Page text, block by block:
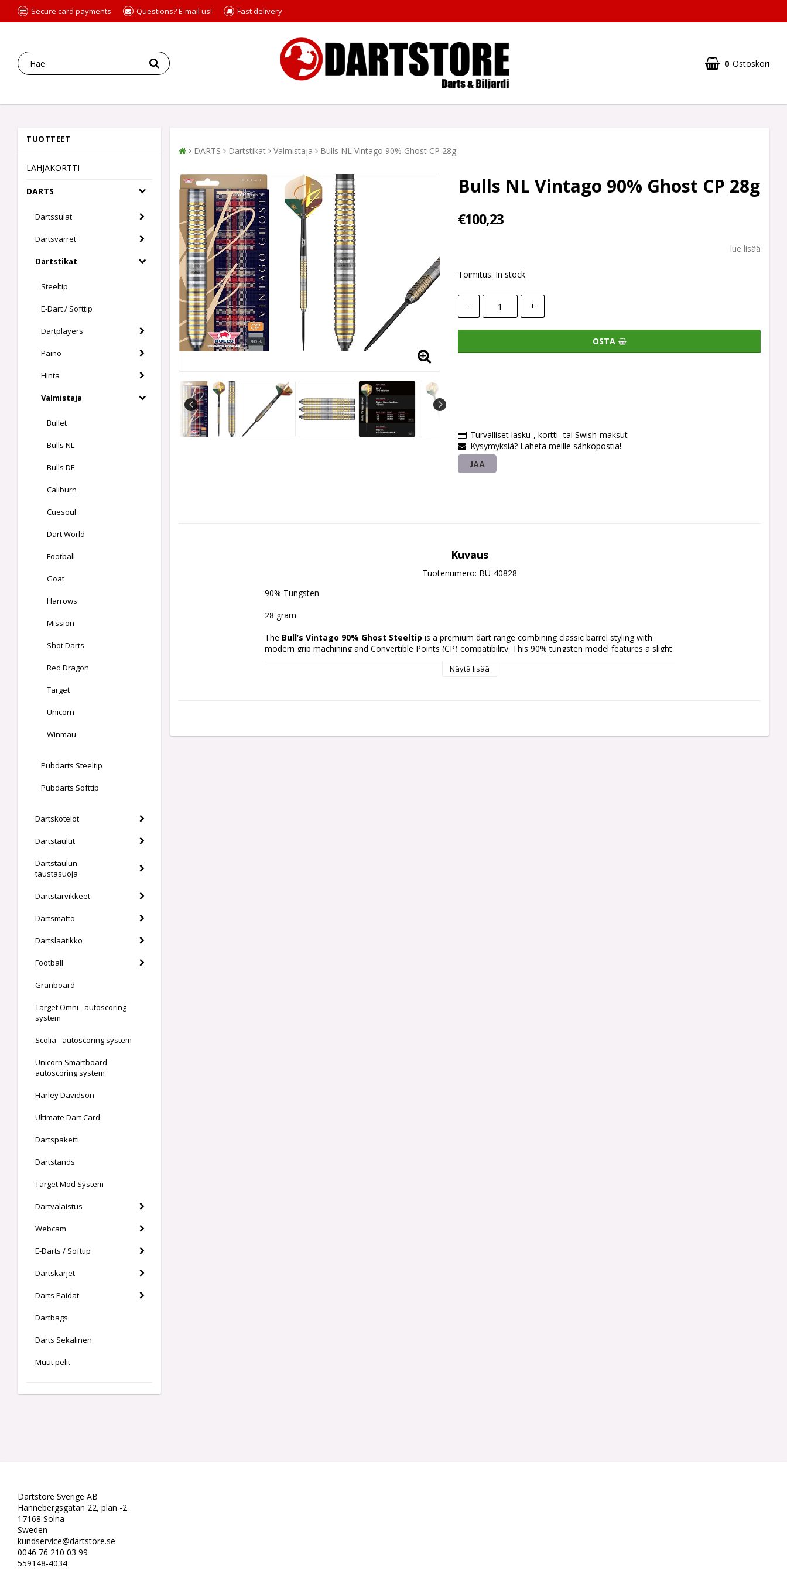
Secure card payments Questions? E-mail us! Fast delivery
0 Ostoskori
TUOTTEET
LAHJAKORTTI
DARTS
Dartssulat
Dartsvarret
Dartstikat
Steeltip
E-Dart / Softtip
Dartplayers
Paino
Hinta
Valmistaja
Bullet
Bulls NL
Bulls DE
Caliburn
Cuesoul
Dart World
Football
Goat
Harrows
Mission
Shot Darts
Red Dragon
Target
Unicorn
Winmau
Pubdarts Steeltip
Pubdarts Softtip
Dartskotelot
Dartstaulut
Dartstaulun
taustasuoja
Dartstarvikkeet
Dartsmatto
Dartslaatikko
Football
Granboard
Target Omni - autoscoring
system
Scolia - autoscoring system
Unicorn Smartboard -
autoscoring system
Harley Davidson
Ultimate Dart Card
Dartspaketti
Dartstands
Target Mod System
Dartvalaistus
Webcam
E-Darts / Softtip
Dartskärjet
Darts Paidat
Dartbags
Darts Sekalinen
Muut pelit
DARTS Dartstikat Valmistaja Bulls NL Vintago 90% Ghost CP 28g
Bulls NL Vintago 90% Ghost CP 28g
€100,23
lue lisää
Toimitus: In stock
- +
OSTA
Turvalliset lasku-, kortti- tai Swish-maksut
Kysymyksiä? Lähetä meille sähköpostia!
JAA
Kuvaus
Tuotenumero: BU-40828
90% Tungsten
28 gram
The Bull’s Vintago 90% Ghost Steeltip is a premium dart range combining classic barrel styling with
modern grip machining and Convertible Points (CP) compatibility. This 90% tungsten model features a slight
Näytä lisää
Dartstore Sverige AB
Hannebergsgatan 22, plan -2
17168 Solna
Sweden
kundservice@dartstore.se
0046 76 210 03 99
559148-4034